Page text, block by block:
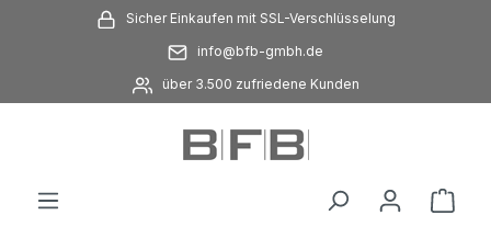
Zum Hauptinhalt springenSicher Einkaufen mit SSL-Verschlüsselung
info@bfb-gmbh.de
über 3.500 zufriedene Kunden